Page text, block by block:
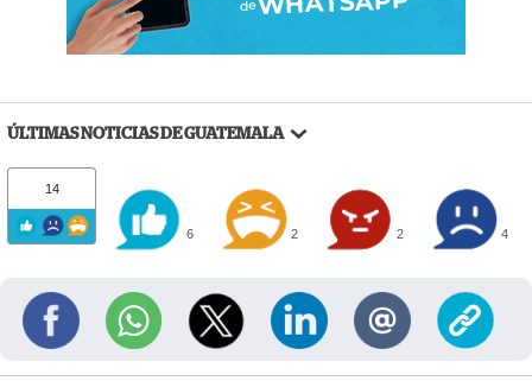
ÚLTIMAS NOTICIAS DE GUATEMALA
14
6 2 2 4